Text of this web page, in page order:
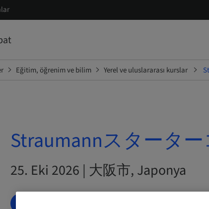
Eğitim, öğrenim ve bilim Yerel ve uluslararası kurslar
Straumannスタータ
25. Eki 2026 | 大阪市, Japonya